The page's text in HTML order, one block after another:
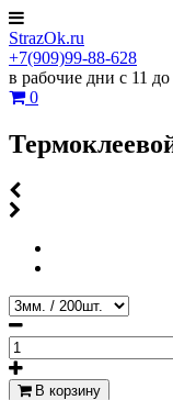
StrazOk.ru
+7(909)99-88-628
в рабочие дни с 11
0
В корзину